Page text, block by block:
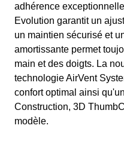
adhérence
Evolution garantit un
un maintien sécurisé et
amortissante permet
main et des doigts. La
technologie AirVent
confort optimal ainsi
Construction, 3D
modèle.